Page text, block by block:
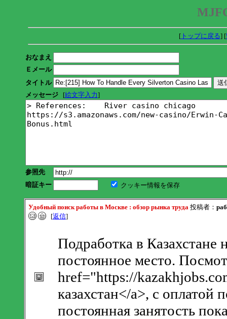
[トップに戻る] [
おなまえ
Ｅメール
タイトル
メッセージ [絵文字入力]
参照先
暗証キー
クッキー情報を保存
Удобный поиск работы в Москве : обзор рынка труда 投稿者：
[返信]
Подработка в Казахстане
постоянное место.
href="https://
казахстан</a>, с оплатой
постоянная занятость